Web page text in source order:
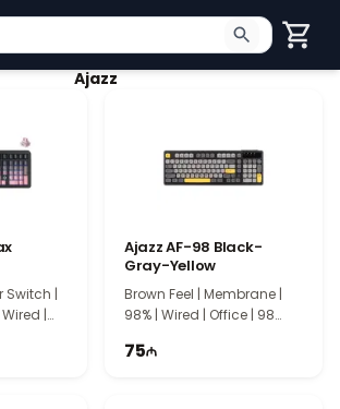
2 символа для поиска. Нажмите
Ajazz
Switch |
|
Ajazz AF-98 Black-
Gray-Yellow
Brown Feel | Membrane |
98% | Wired | Office | 98
75